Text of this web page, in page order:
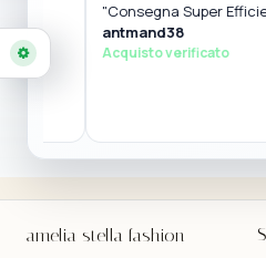
"Consegna Super
antmand38
Acquisto verificato
amelia stella fashion